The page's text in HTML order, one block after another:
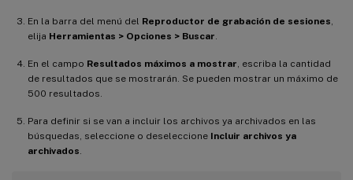
En la barra del menú del Reproductor de grabación de sesiones
elija Herramientas > Opciones > Buscar
En el campo Resultados máximos a mostrar , escriba la cantidad
de resultados que se mostrarán. Se pueden mostrar un máximo de
500 resultados.
Para definir si se van a incluir los archivos ya archivados en las
búsquedas, seleccione o deseleccione Incluir archivos ya
archivados